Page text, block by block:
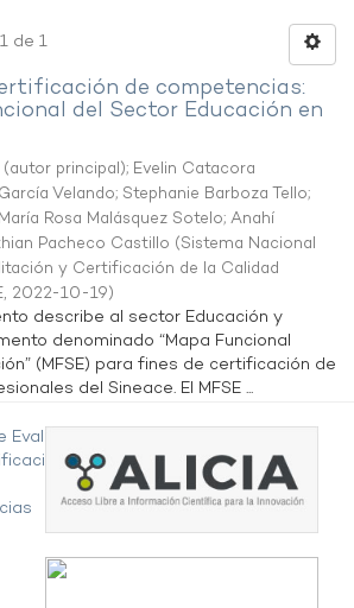
de 1
de competencias:
del Sector Educación en
principal); Evelin Catacora
Velando; Stephanie Barboza Tello;
María Rosa Malásquez Sotelo; Anahí
Pacheco Castillo (Sistema Nacional
y Certificación de la Calidad
, 2022-10-19)
describe al sector Educación y
denominado “Mapa Funcional
(MFSE) para fines de certificación de
del Sineace. El MFSE ...
de la